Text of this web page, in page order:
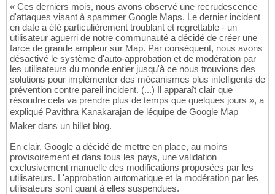
« Ces derniers mois, nous avons observé une recrudescence
d'attaques visant à spammer Google Maps. Le dernier incident
en date a été particulièrement troublant et regrettable - un
utilisateur aguerri de notre communauté a décidé de créer une
farce de grande ampleur sur Map. Par conséquent, nous avons
désactivé le système d'auto-approbation et de modération par
les utilisateurs du monde entier jusqu'à ce nous trouvions des
solutions pour implémenter des mécanismes plus intelligents de
prévention contre pareil incident. (...) Il apparaît clair que
résoudre cela va prendre plus de temps que quelques jours », a
expliqué Pavithra Kanakarajan de léquipe de Google Map
Maker dans un billet blog.
En clair, Google a décidé de mettre en place, au moins
provisoirement et dans tous les pays, une validation
exclusivement manuelle des modifications proposées par les
utilisateurs. L'approbation automatique et la modération par les
utilisateurs sont quant à elles suspendues.